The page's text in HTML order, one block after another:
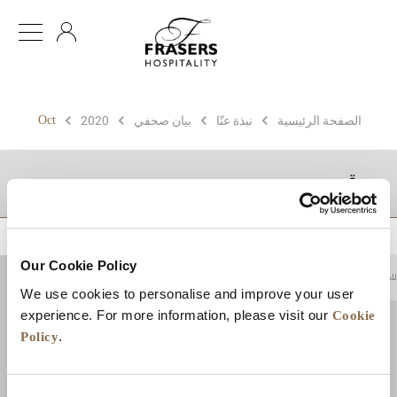
Our Cookie Policy
We use cookies to personalise and improve your user
experience. For more information, please visit our Cookie
Policy.
الصفحة الرئيسية نبذة عنّا بيان صحفي 2020
Oct
موقع
للعودة إلى أعلى